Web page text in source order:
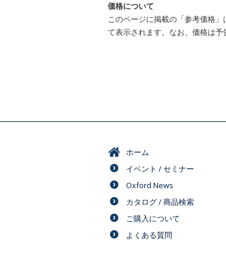
価格について
このページに掲載の「参考価格
て表示されます。なお、価格は予
ホーム
イベント / セミナー
Oxford News
カタログ / 商品検索
ご購入について
よくある質問